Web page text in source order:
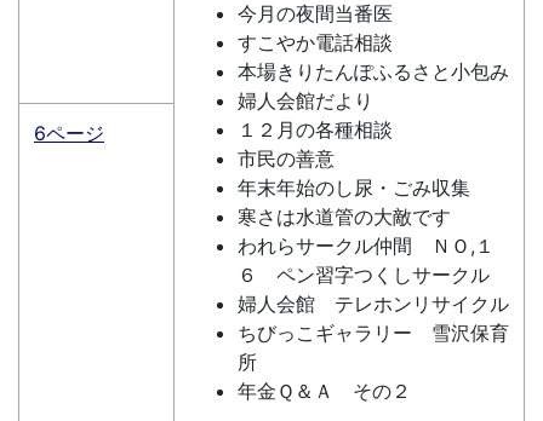
今月の夜間当番医
すこやか電話相談
本場きりたんぽふるさと小包み
婦人会館だより
１２月の各種相談
市民の善意
年末年始のし尿・ごみ収集
寒さは水道管の大敵です
われらサークル仲間 ＮＯ,１
６ ペン習字つくしサークル
婦人会館 テレホンリサイクル
ちびっこギャラリー 雪沢保育
所
年金Ｑ＆Ａ その２
6ページ